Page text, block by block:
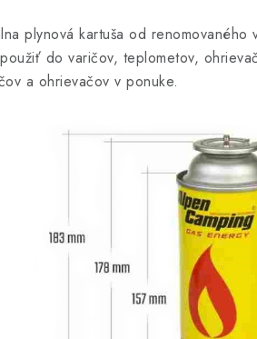
plynová kartuša od renomovaného
do varičov, teplometov,
a ohrievačov v ponuke.